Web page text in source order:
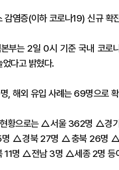
감염증(이하 코로나19) 신규 확
부는 2일 0시 기준 국내 코
다고 밝혔다.
, 해외 유입 사례는 69명으로
현황으로는 △서울 362명 △
△경북 27명 △충북 26명
명 △전남 3명 △세종 2명 등